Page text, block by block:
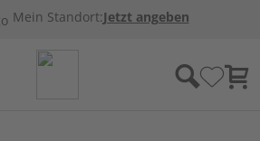
Mein Standort:Jetzt angeben